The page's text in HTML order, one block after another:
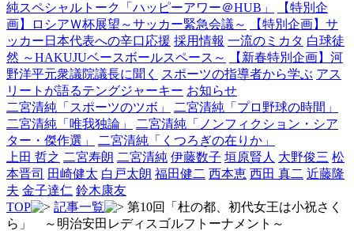
純スペシャルトーク「ハッピーアワー＠HUB」
【特別企
画】ロシアＷ杯展望～サッカー緊急会議～
【特別企画】サ
ッカー日本代表への辛口応援 採用情報 一流のミカタ 白球徒
然 ～HAKUJUベースボールスペース～
【新春特別企画】河
野洋平元衆議院議長に聞く
スポーツの指導者から学ぶ アス
リートが語るテングジャーキー お知らせ
二宮清純「スポーツのツボ」
二宮清純「プロ野球の時間」
二宮清純「唯我独論」
二宮清純「ノンフィクション・シア
ター・傑作選」
二宮清純「くつろぎの在りか」
上田 哲之 二宮寿朗 二宮清純 伊藤数子 垣原賢人 大野俊三 松
本晋司 田崎健太 白戸太朗 福田健二 西本恵 西田 真二 近藤隆
夫 金子達仁 鈴木康友
TOP
記事一覧
第10回「杜の都、初代女王は小祝さく
ら」 ～明治安田レディスゴルフトーナメント～